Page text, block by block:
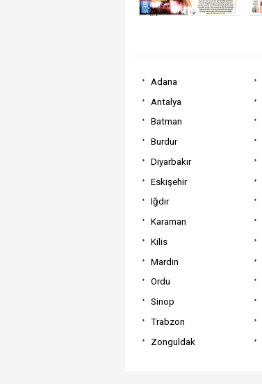
Adana
Antalya
Batman
Burdur
Diyarbakır
Eskişehir
Iğdır
Karaman
Kilis
Mardin
Ordu
Sinop
Trabzon
Zonguldak